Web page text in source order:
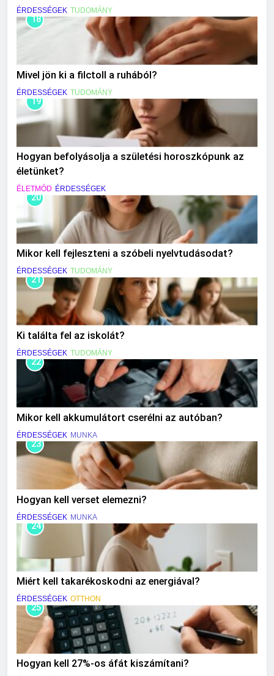
ÉRDESSÉGEK TUDOMÁNY
18
Mivel jön ki a filctoll a ruhából?
ÉRDESSÉGEK TUDOMÁNY
19
Hogyan befolyásolja a születési horoszkópunk az
életünket?
ÉLETMÓD ÉRDESSÉGEK
20
Mikor kell fejleszteni a szóbeli nyelvtudásodat?
ÉRDESSÉGEK TUDOMÁNY
21
Ki találta fel az iskolát?
ÉRDESSÉGEK TUDOMÁNY
22
Mikor kell akkumulátort cserélni az autóban?
ÉRDESSÉGEK MUNKA
23
Hogyan kell verset elemezni?
ÉRDESSÉGEK MUNKA
24
Miért kell takarékoskodni az energiával?
ÉRDESSÉGEK OTTHON
25
Hogyan kell 27%-os áfát kiszámítani?